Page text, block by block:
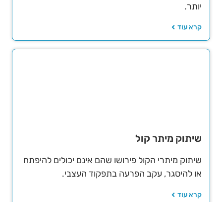
יותר.
קרא עוד
שיתוק מיתר קול
שיתוק מיתרי הקול פירושו שהם אינם יכולים להיפתח
או להיסגר, עקב הפרעה בתפקוד העצבי.
קרא עוד